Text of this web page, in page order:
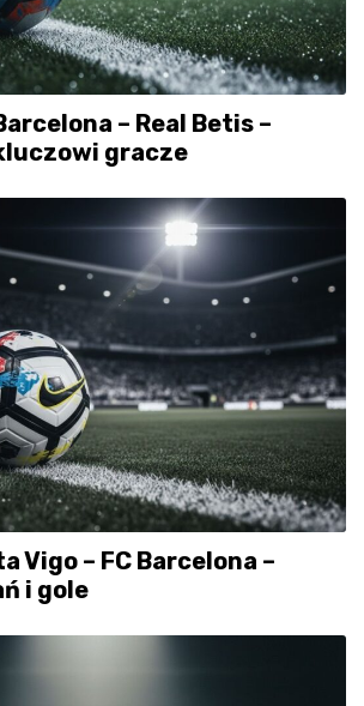
– Real Betis –
gracze
Vigo – FC Barcelona –
i gole